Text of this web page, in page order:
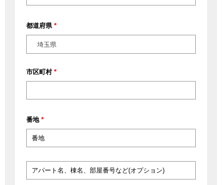
都道府県 *
埼玉県
市区町村 *
番地 *
パ